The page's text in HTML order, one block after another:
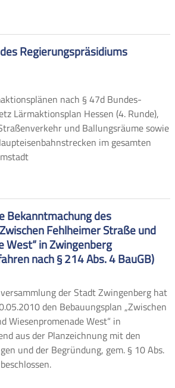
Regierungspräsidiums
nach § 47d Bundes-
Lärmaktionsplan Hessen (4. Runde),
und Ballungsräume sowie
im gesamten
Bekanntmachung des
Fehlheimer Straße und
West“ in Zwingenberg
nach § 214 Abs. 4 BauGB)
der Stadt Zwingenberg hat
den Bebauungsplan „Zwischen
Wiesenpromenade West“ in
aus der Planzeichnung mit den
und der Begründung, gem. § 10 Abs.